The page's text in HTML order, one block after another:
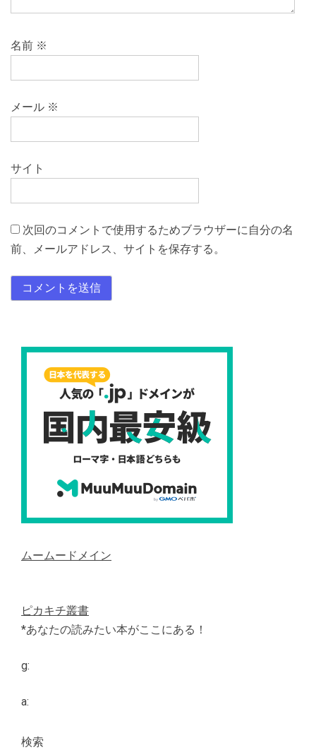
名前 ※
メール ※
サイト
次回のコメントで使用するためブラウザーに自分の名
前、メールアドレス、サイトを保存する。
ムームードメイン
ピカキチ叢書
*あなたの読みたい本がここにある！
g:
a:
検索